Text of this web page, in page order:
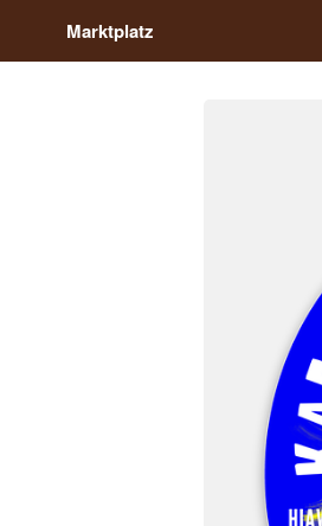
Marktplatz